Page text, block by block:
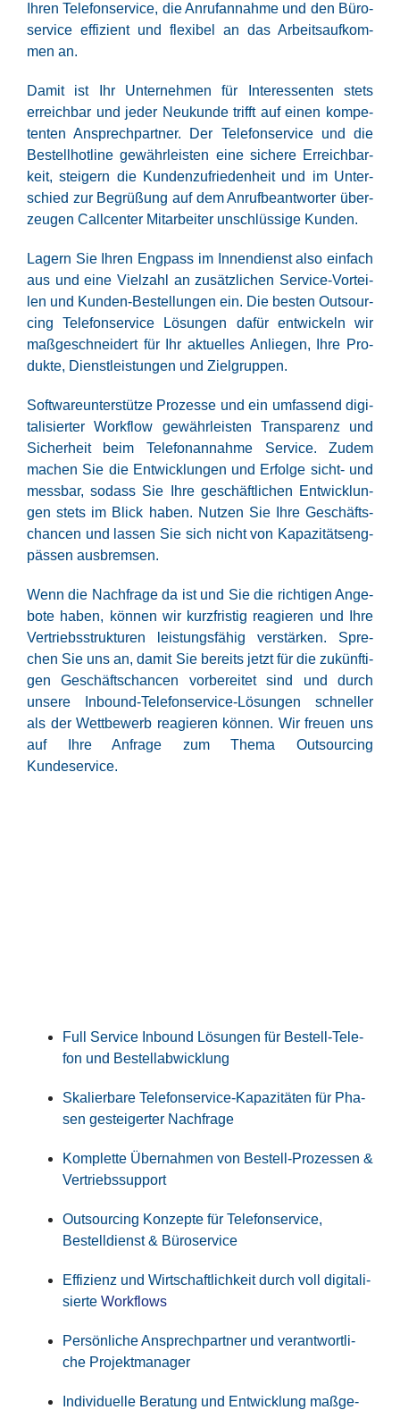
Ihren Tele­fon­ser­vice, die Anruf­an­nah­me und den Büro­
ser­vice effi­zi­ent und fle­xi­bel an das Arbeits­auf­kom­
men an.
Damit ist Ihr Unter­neh­men für Inter­es­sen­ten stets
erreich­bar und jeder Neu­kun­de trifft auf einen kom­pe­
ten­ten Ansprech­part­ner. Der Tele­fon­ser­vice und die
Bestell­hot­line gewähr­leis­ten eine siche­re Erreich­bar­
keit, stei­gern die Kun­den­zu­frie­den­heit und im Unter­
schied zur Begrü­ßung auf dem Anruf­be­ant­wor­ter über­
zeu­gen Call­cen­ter Mit­ar­bei­ter unschlüs­si­ge Kunden.
Lagern Sie Ihren Eng­pass im Innen­dienst also ein­fach
aus und eine Viel­zahl an zusätz­li­chen Ser­vice-Vor­tei­
len und Kun­den-Bestel­lun­gen ein. Die bes­ten Out­sour­
cing Tele­fon­ser­vice Lösun­gen dafür ent­wi­ckeln wir
maß­ge­schnei­dert für Ihr aktu­el­les Anlie­gen, Ihre Pro­
duk­te, Dienst­leis­tun­gen und Zielgruppen.
Soft­ware­un­ter­stüt­ze Pro­zes­se und ein umfas­send digi­
ta­li­sier­ter Work­flow gewähr­leis­ten Trans­pa­renz und
Sicher­heit beim Tele­fon­an­nah­me Ser­vice. Zudem
machen Sie die Ent­wick­lun­gen und Erfol­ge sicht- und
mess­bar, sodass Sie Ihre geschäft­li­chen Ent­wick­lun­
gen stets im Blick haben. Nut­zen Sie Ihre Geschäfts­
chan­cen und las­sen Sie sich nicht von Kapa­zi­täts­eng­
päs­sen ausbremsen.
Wenn die Nach­fra­ge da ist und Sie die rich­ti­gen Ange­
bo­te haben, kön­nen wir kurz­fris­tig reagie­ren und Ihre
Ver­triebs­struk­tu­ren leis­tungs­fä­hig ver­stär­ken. Spre­
chen Sie uns an, damit Sie bereits jetzt für die zukünf­ti­
gen Geschäfts­chan­cen vor­be­rei­tet sind und durch
unse­re Inbound-Tele­fon­ser­vice-Lösun­gen schnel­ler
als der Wett­be­werb reagie­ren kön­nen. Wir freu­en uns
auf Ihre Anfra­ge zum The­ma Out­sour­cing
Kundeservice.
Full Ser­vice Inbound Lösun­gen für Bestell-Tele­
fon und Bestellabwicklung
Ska­lier­ba­re Tele­fon­ser­vice-Kapa­zi­tä­ten für Pha­
sen gestei­ger­ter Nachfrage
Kom­plet­te Über­nah­men von Bestell-Pro­zes­sen &
Vertriebssupport
Out­sour­cing Kon­zep­te für Tele­fon­ser­vice,
Bestell­dienst & Büroservice
Effi­zi­enz und Wirt­schaft­lich­keit durch voll digi­ta­li­
sier­te Workflows
Per­sön­li­che Ansprech­part­ner und ver­ant­wort­li­
che Projektmanager
Indi­vi­du­el­le Bera­tung und Ent­wick­lung maß­ge­